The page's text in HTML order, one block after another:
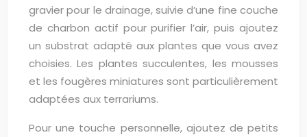
gravier pour le drainage, suivie d’une fine couche
de charbon actif pour purifier l’air, puis ajoutez
un substrat adapté aux plantes que vous avez
choisies. Les plantes succulentes, les mousses
et les fougères miniatures sont particulièrement
adaptées aux terrariums.
Pour une touche personnelle, ajoutez de petits